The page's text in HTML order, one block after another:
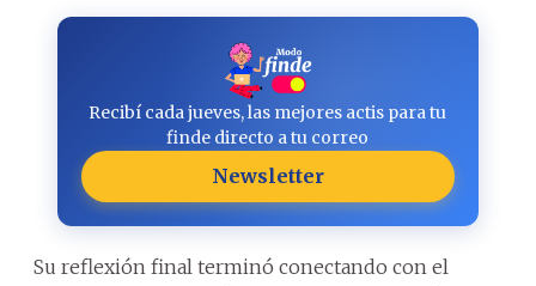
Recibí cada jueves, las mejores actis para tu
finde directo a tu correo
Newsletter
Su reflexión final terminó conectando con el